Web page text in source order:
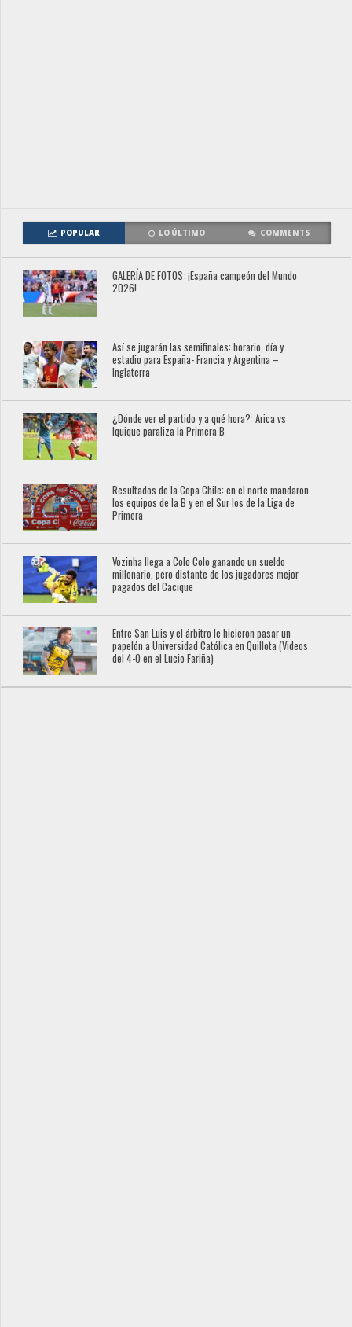
POPULAR LO ÚLTIMO COMMENTS
GALERÍA DE FOTOS: ¡España campeón del Mundo
2026!
Así se jugarán las semifinales: horario, día y
estadio para España- Francia y Argentina –
Inglaterra
¿Dónde ver el partido y a qué hora?: Arica vs
Iquique paraliza la Primera B
Resultados de la Copa Chile: en el norte mandaron
los equipos de la B y en el Sur los de la Liga de
Primera
Vozinha llega a Colo Colo ganando un sueldo
millonario, pero distante de los jugadores mejor
pagados del Cacique
Entre San Luis y el árbitro le hicieron pasar un
papelón a Universidad Católica en Quillota (Videos
del 4-0 en el Lucio Fariña)